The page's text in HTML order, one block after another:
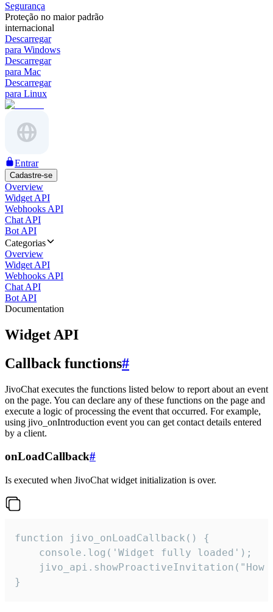
Segurança
Proteção no maior padrão
internacional
Descarregar
para Windows
Descarregar
para Mac
Descarregar
para Linux
Entrar
Cadastre-se
Overview
Widget API
Webhooks API
Chat API
Bot API
Categorias
Overview
Widget API
Webhooks API
Chat API
Bot API
Documentation
Widget API
Callback functions#
JivoChat executes the functions listed below to report about an event
on the page. You can declare any of these functions on the page and
execute a logic of processing the event that occurred. For example,
using jivo_onIntroduction event you can get contact details entered
by a client.
onLoadCallback#
Is executed when JivoChat widget initialization is over.
function jivo_onLoadCallback() {
    console.log('Widget fully loaded');
jivo_api.showProactiveInvitation("How
}